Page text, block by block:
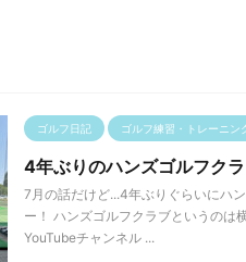
ゴルフ日記 ゴルフ練習・トレーニン
4年ぶりのハンズゴルフク
7月の話だけど...4年ぶりぐらいにハ
ー！ ハンズゴルフクラブというのは
YouTubeチャンネル ...